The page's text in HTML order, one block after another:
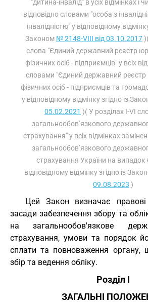
"дитина-інвалід" в усіх відмінках і
відповідно словами "особа з
інвалідністю" у відповідному
Законом № 2148-VIII від 03.10.2017
слова "Єдиний державний реєстр
фізичних осіб - підприємців" у всіх
словами "Єдиний державний реєстр
фізичних осіб - підприємців та
у відповідному відмінку згідно із
05.02.2021 )( У розділах I-VI
загальнообов’язкового
страхування" у всіх відмінках
загальнообов’язкового
страхування України на випадок
відповідному відмінку згідно із
09.08.2023 )
Цей Закон визначає правові
засади забезпечення збору та
на загальнообов'язкове
страхування, умови та порядок
сплати та повноваження органу,
збір та ведення обліку.
Розділ I
ЗАГАЛЬНІ